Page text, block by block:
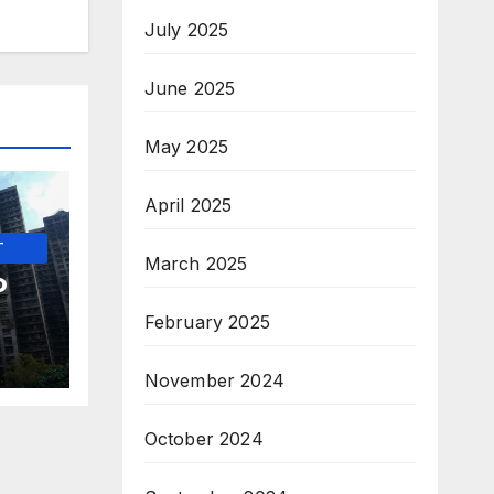
по
July 2025
June 2025
May 2025
April 2025
March 2025
February 2025
November 2024
October 2024